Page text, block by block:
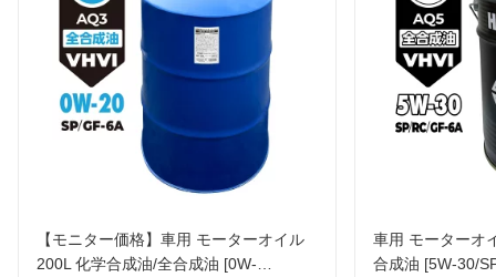
【モニター価格】車用 モーターオイル
200L 化学合成油/全合成油 [0W-
車用 モーターオ
合成油 [5W-30/